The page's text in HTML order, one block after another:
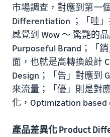
市場調查，對應到第一
Differentiation ；「哇
感覺到 Wow ～ 驚艷的
Purposeful Brand；「
面，也就是高轉換設計
Design；「告」對應到
來流量；「優」則是對
化，Optimization based
產品差異化 Product